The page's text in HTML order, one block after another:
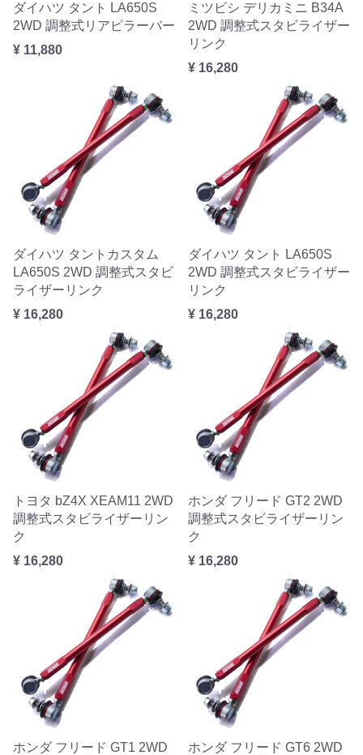
ダイハツ タント LA650S
2WD 調整式リアピラーバー
¥ 11,880
ミツビシ デリカミニ B34A
2WD 調整式スタビライザー
リンク
¥ 16,280
ダイハツ タントカスタム
LA650S 2WD 調整式スタビ
ライザーリンク
¥ 16,280
ダイハツ タント LA650S
2WD 調整式スタビライザー
リンク
¥ 16,280
トヨタ bZ4X XEAM11 2WD
調整式スタビライザーリン
ク
¥ 16,280
ホンダ フリード GT2 2WD
調整式スタビライザーリン
ク
¥ 16,280
ホンダ フリード GT1 2WD
ホンダ フリード GT6 2WD